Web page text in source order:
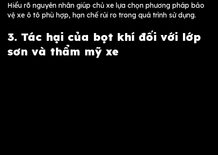
Hiểu rõ nguyên nhân giúp chủ xe lựa chọn phương pháp bảo
vệ xe ô tô phù hợp, hạn chế rủi ro trong quá trình sử dụng.
3. Tác hại của bọt khí đối với lớp
sơn và thẩm mỹ xe